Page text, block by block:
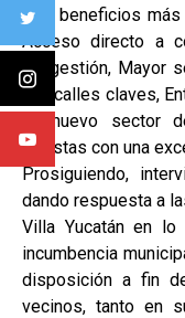
Los beneficios más
Acceso directo a
congestión, Mayor
con calles claves,
un nuevo sector
ciclistas con una
Prosiguiendo,
dando respuesta a
Villa Yucatán en
incumbencia
disposición a fin
vecinos, tanto en